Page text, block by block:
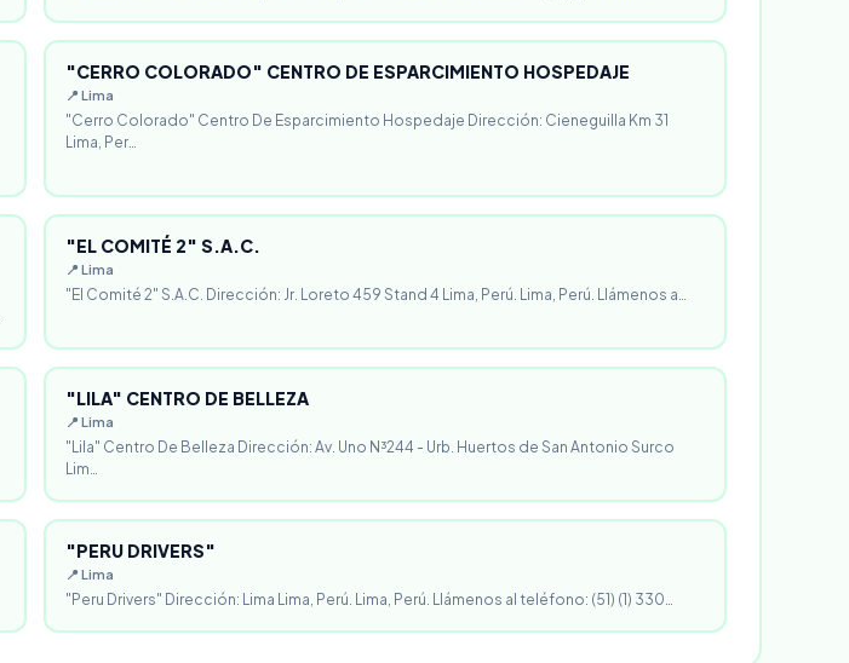
"CERRO COLORADO" CENTRO DE ESPARCIMIENTO HOSPEDAJE
📍 Lima
"Cerro Colorado" Centro De Esparcimiento Hospedaje Dirección: Cieneguilla Km 31
Lima, Per…
"EL COMITÉ 2" S.A.C.
📍 Lima
"El Comité 2" S.A.C. Dirección: Jr. Loreto 459 Stand 4 Lima, Perú. Lima, Perú. Llámenos a…
"LILA" CENTRO DE BELLEZA
📍 Lima
"Lila" Centro De Belleza Dirección: Av. Uno N³244 - Urb. Huertos de San Antonio Surco
Lim…
"PERU DRIVERS"
📍 Lima
"Peru Drivers" Dirección: Lima Lima, Perú. Lima, Perú. Llámenos al teléfono: (51) (1) 330…